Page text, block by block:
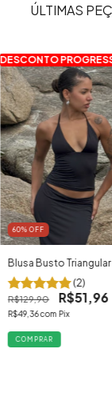
ÚLTIMAS
DESCONTO
60% OFF
Blusa Busto
(2)
R$129,90 R$51,96
R$49,36com Pix
COMPRAR